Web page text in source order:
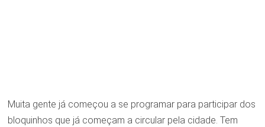
Muita gente já começou a se programar para participar dos
bloquinhos que já começam a circular pela cidade. Tem